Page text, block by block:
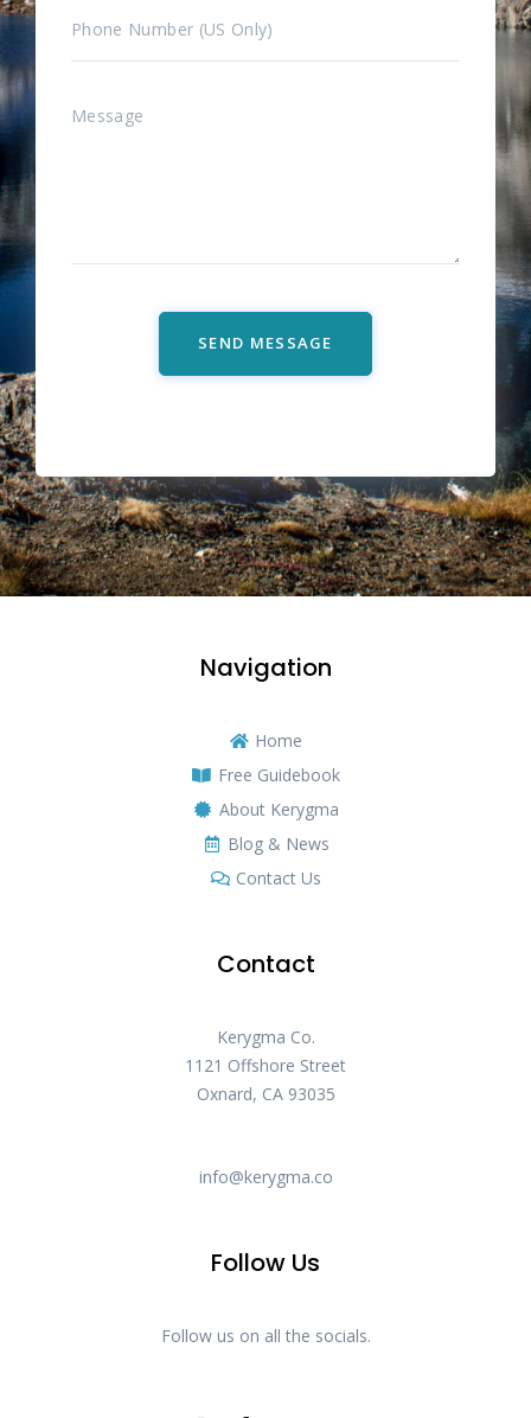
SEND MESSAGE
Navigation
Home
Free Guidebook
About Kerygma
Blog & News
Contact Us
Contact
Kerygma Co.
1121 Offshore Street
Oxnard, CA 93035
info@kerygma.co
Follow Us
Follow us on all the socials.